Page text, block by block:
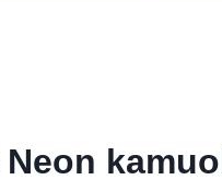
Neon